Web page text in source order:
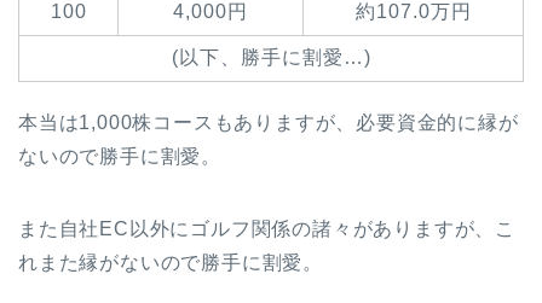
100 4,000円 約107.0万円
(以下、勝手に割愛…)
本当は1,000株コースもありますが、必要資金的に縁が
ないので勝手に割愛。
また自社EC以外にゴルフ関係の諸々がありますが、こ
れまた縁がないので勝手に割愛。